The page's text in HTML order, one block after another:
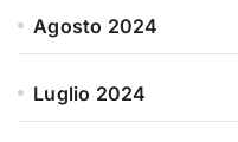
Agosto 2024
Luglio 2024